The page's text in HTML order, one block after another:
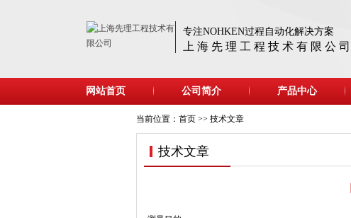
专注NOHKEN过程自动化解决方案
上 海 先 理 工 程 技 术 有 限 公 司
网站首页 公司简介 产品中心
当前位置： 首页 >> 技术文章
技术文章